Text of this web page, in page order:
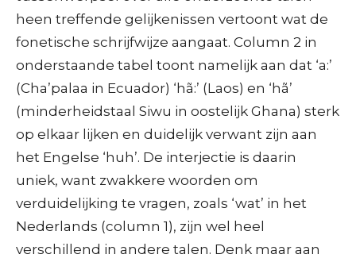
heen treffende gelijkenissen vertoont wat de
fonetische schrijfwijze aangaat. Column 2 in
onderstaande tabel toont namelijk aan dat ‘a:’
(Cha’palaa in Ecuador) ‘hã:’ (Laos) en ‘hã’
(minderheidstaal Siwu in oostelijk Ghana) sterk
op elkaar lijken en duidelijk verwant zijn aan
het Engelse ‘huh’. De interjectie is daarin
uniek, want zwakkere woorden om
verduidelijking te vragen, zoals ‘wat’ in het
Nederlands (column 1), zijn wel heel
verschillend in andere talen. Denk maar aan